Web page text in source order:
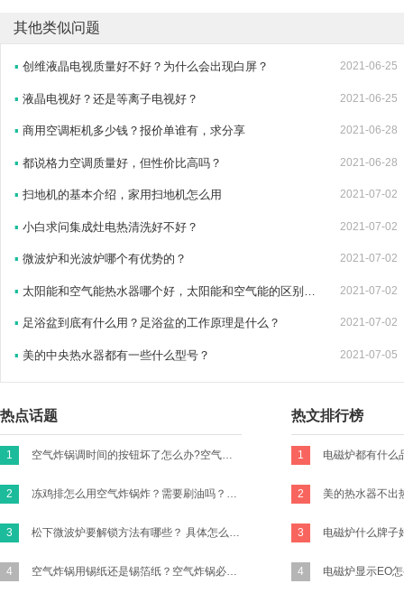
其他类似问题
▪ 创维液晶电视质量好不好？为什么会出现白屏？ 2021-06-25
▪ 液晶电视好？还是等离子电视好？ 2021-06-25
▪ 商用空调柜机多少钱？报价单谁有，求分享 2021-06-28
▪ 都说格力空调质量好，但性价比高吗？ 2021-06-28
▪ 扫地机的基本介绍，家用扫地机怎么用 2021-07-02
▪ 小白求问集成灶电热清洗好不好？ 2021-07-02
▪ 微波炉和光波炉哪个有优势的？ 2021-07-02
▪ 太阳能和空气能热水器哪个好，太阳能和空气能的区别在哪里 2021-07-02
▪ 足浴盆到底有什么用？足浴盆的工作原理是什么？ 2021-07-02
▪ 美的中央热水器都有一些什么型号？ 2021-07-05
热点话题
1 空气炸锅调时间的按钮坏了怎么办?空气炸锅的时间转扭不归零咋办？
2 冻鸡排怎么用空气炸锅炸？需要刷油吗？怎么做才好吃有味道？买新鲜的鸡胸肉的话怎么做？
3 松下微波炉要解锁方法有哪些？ 具体怎么操作？
4 空气炸锅用锡纸还是锡箔纸？空气炸锅必须要放锡纸吗?
热文排行榜
1
2
3
4